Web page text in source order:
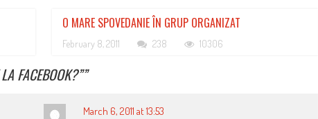
O MARE SPOVEDANIE ÎN GRUP ORGANIZAT
February 8, 2011 238 10306
FACEBOOK?””
March 6, 2011 at 13:53